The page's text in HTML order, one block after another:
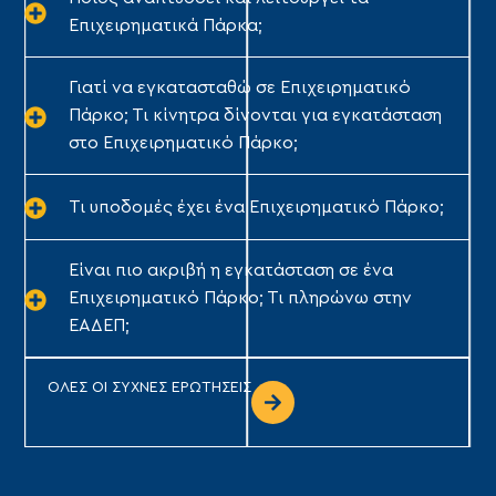
Επιχειρηματικά Πάρκα;
Γιατί να εγκατασταθώ σε Επιχειρηματικό
Πάρκο; Τι κίνητρα δίνονται για εγκατάσταση
στο Επιχειρηματικό Πάρκο;
Τι υποδομές έχει ένα Επιχειρηματικό Πάρκο;
Είναι πιο ακριβή η εγκατάσταση σε ένα
Επιχειρηματικό Πάρκο; Τι πληρώνω στην
ΕΑΔΕΠ;
ΟΛΕΣ ΟΙ ΣΥΧΝΕΣ ΕΡΩΤΗΣΕΙΣ